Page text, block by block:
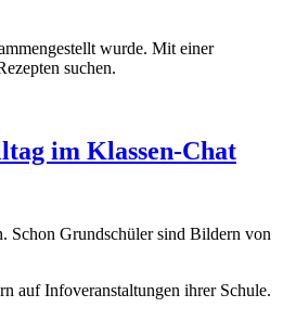
wurde. Mit einer
suchen.
im Klassen-Chat
Schon Grundschüler sind Bildern von
auf Infoveranstaltungen ihrer Schule.